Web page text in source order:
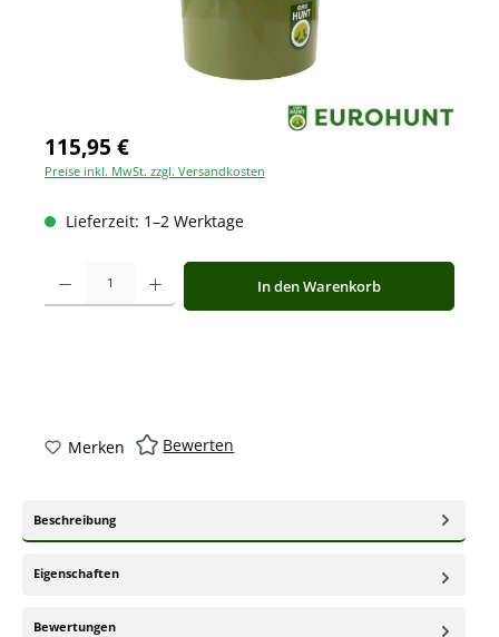
115,95 €
Preise inkl. MwSt. zzgl. Versandkosten
Lieferzeit: 1–2 Werktage
Produkt Anzahl: Gib den gewünschten Wert ein oder benutze die
In den Warenkorb
Merken Bewerten
Beschreibung
Eigenschaften
Bewertungen